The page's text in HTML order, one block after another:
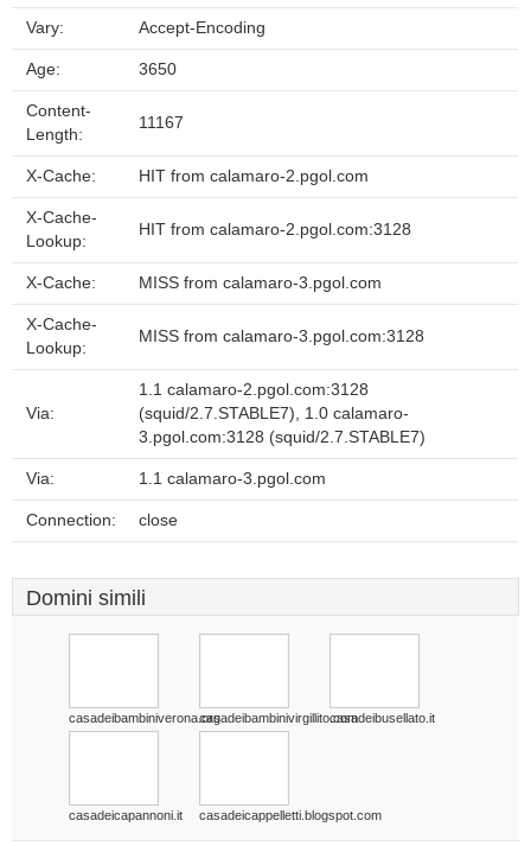
Vary: Accept-Encoding
Age: 3650
Content-
Length:
11167
X-Cache: HIT from calamaro-2.pgol.com
X-Cache-
Lookup:
HIT from calamaro-2.pgol.com:3128
X-Cache: MISS from calamaro-3.pgol.com
X-Cache-
Lookup:
MISS from calamaro-3.pgol.com:3128
Via:
1.1 calamaro-2.pgol.com:3128
(squid/2.7.STABLE7), 1.0 calamaro-
3.pgol.com:3128 (squid/2.7.STABLE7)
Via: 1.1 calamaro-3.pgol.com
Connection: close
Domini simili
casadeibambiniverona.orgcasadeibambinivirgillito.comcasadeibusellato.it
casadeicapannoni.it casadeicappelletti.blogspot.com